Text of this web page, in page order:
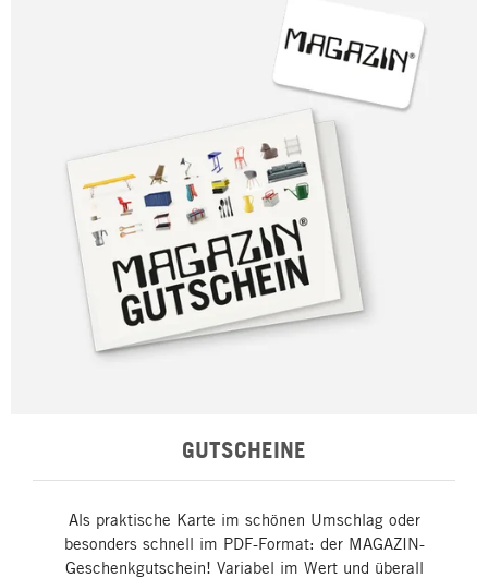
GUTSCHEINE
Als praktische Karte im schönen Umschlag oder
besonders schnell im PDF-Format: der MAGAZIN-
Geschenkgutschein! Variabel im Wert und überall